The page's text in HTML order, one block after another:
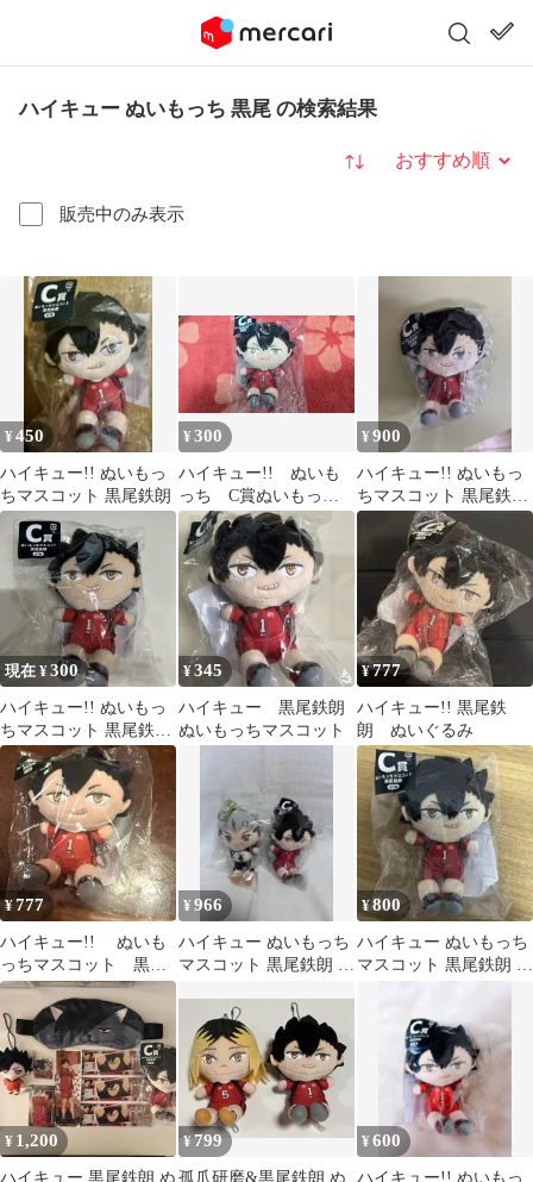
ハイキュー ぬいもっち 黒尾 の検索結果
販売中のみ表示
並び替え
¥450
ハイキュー!! ぬいもっ
ちマスコット 黒尾鉄朗
¥300
ハイキュー!! ぬいも
っち C賞ぬいもっち
マスコット 黒尾鉄朗
¥900
ハイキュー!! ぬいもっ
ちマスコット 黒尾鉄朗
C賞
現在 ¥300
ハイキュー!! ぬいもっ
ちマスコット 黒尾鉄朗
C賞
¥345
ハイキュー 黒尾鉄朗
ぬいもっちマスコット
¥777
ハイキュー!! 黒尾鉄
朗 ぬいぐるみ
¥777
ハイキュー!! ぬいも
っちマスコット 黒尾
鉄朗
¥966
ハイキュー ぬいもっち
マスコット 黒尾鉄朗 木
（未開封）
¥800
ハイキュー ぬいもっち
マスコット 黒尾鉄朗 C
¥ 1,200
ハイキュー 黒尾鉄朗 ぬ
¥799
孤爪研磨&黒尾鉄朗 ぬ
¥600
ハイキュー!! ぬいもっ